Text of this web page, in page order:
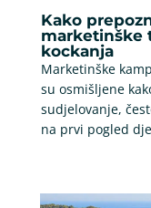
Kako
marketinške
kockanja
Marketinške
su osmišljene
sudjelovanje,
na prvi pogled